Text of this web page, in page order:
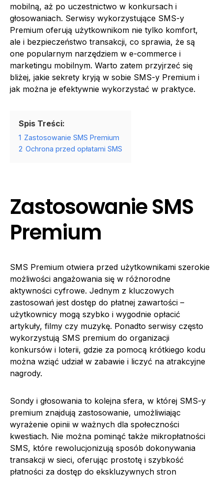
mobilną, aż po uczestnictwo w konkursach i
głosowaniach. Serwisy wykorzystujące SMS-y
Premium oferują użytkownikom nie tylko komfort,
ale i bezpieczeństwo transakcji, co sprawia, że są
one popularnym narzędziem w e-commerce i
marketingu mobilnym. Warto zatem przyjrzeć się
bliżej, jakie sekrety kryją w sobie SMS-y Premium i
jak można je efektywnie wykorzystać w praktyce.
Spis Treści:
1 Zastosowanie SMS Premium
2 Ochrona przed opłatami SMS
Zastosowanie SMS
Premium
SMS Premium otwiera przed użytkownikami szerokie
możliwości angażowania się w różnorodne
aktywności cyfrowe. Jednym z kluczowych
zastosowań jest dostęp do płatnej zawartości –
użytkownicy mogą szybko i wygodnie opłacić
artykuły, filmy czy muzykę. Ponadto serwisy często
wykorzystują SMS premium do organizacji
konkursów i loterii, gdzie za pomocą krótkiego kodu
można wziąć udział w zabawie i liczyć na atrakcyjne
nagrody.
Sondy i głosowania to kolejna sfera, w której SMS-y
premium znajdują zastosowanie, umożliwiając
wyrażenie opinii w ważnych dla społeczności
kwestiach. Nie można pominąć także mikropłatności
SMS, które rewolucjonizują sposób dokonywania
transakcji w sieci, oferując prostotę i szybkość
płatności za dostęp do ekskluzywnych stron